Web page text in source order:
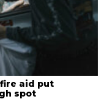
fire aid put
spot